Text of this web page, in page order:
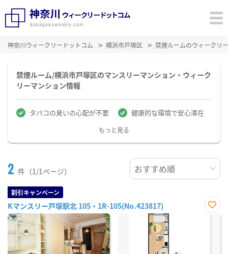
神奈川ウィークリードットコム 横浜市戸塚区 禁煙ルームのウィークリ
禁煙ルーム/横浜市戸塚区のマンスリーマンション・ウィーク
リーマンション情報
タバコの臭いの心配が不要 健康的な環境で安心滞在
もっと見る
2 件（1/1ページ）
割引キャンペーン
Kマンスリー戸塚駅北 105・1R-105(No.423817)
お気